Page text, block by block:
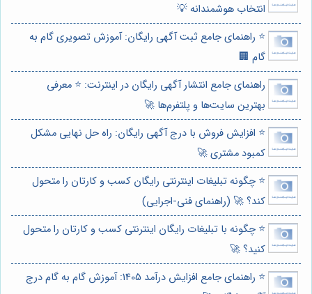
انتخاب هوشمندانه 💡
⭐️ راهنمای جامع ثبت آگهی رایگان: آموزش تصویری گام به
گام 🏢
راهنمای جامع انتشار آگهی رایگان در اینترنت: ⭐️ معرفی
بهترین سایت‌ها و پلتفرم‌ها 🚀
⭐️ افزایش فروش با درج آگهی رایگان: راه حل نهایی مشکل
کمبود مشتری 🚀
⭐️ چگونه تبلیغات اینترنتی رایگان کسب و کارتان را متحول
کند؟ 🚀 (راهنمای فنی-اجرایی)
⭐️ چگونه با تبلیغات رایگان اینترنتی کسب و کارتان را متحول
کنید؟ 🚀
⭐️ راهنمای جامع افزایش درآمد 1405: آموزش گام به گام درج